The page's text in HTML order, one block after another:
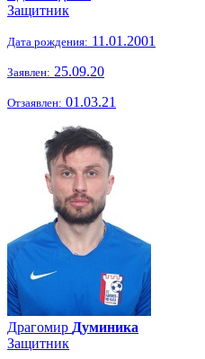
Защитник
Дата рождения: 11.01.2001
Заявлен: 25.09.20
Отзаявлен: 01.03.21
Драгомир Думиника
Защитник